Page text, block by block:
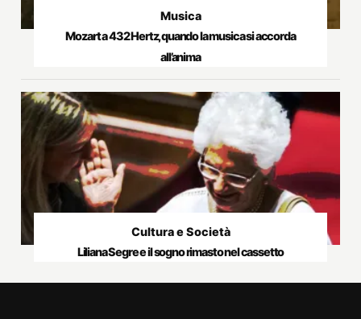
Musica
Mozart a 432 Hertz, quando la musica si accorda
all’anima
Cultura e Società
Liliana Segre e il sogno rimasto nel cassetto